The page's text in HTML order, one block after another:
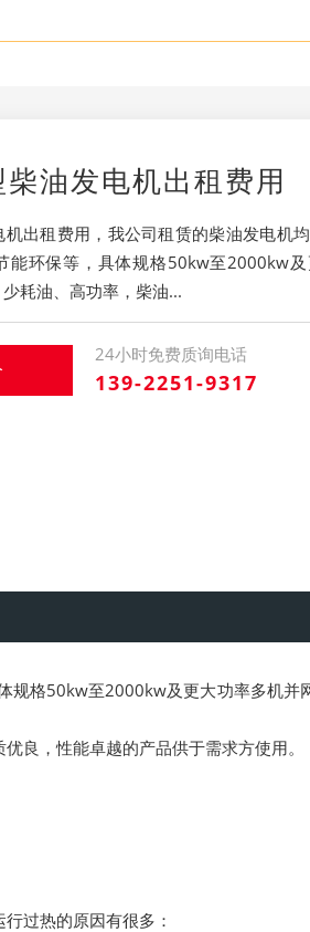
油发电机出租费用
出租费用，我公司租赁的柴油发电机
能环保等，具体规格50kw至2000kw
耗油、高功率，柴油...
24小时免费质询电话
139-2251-9317
格50kw至2000kw及更大功率多机并
良，性能卓越的产品供于需求方使用。
过热的原因有很多：